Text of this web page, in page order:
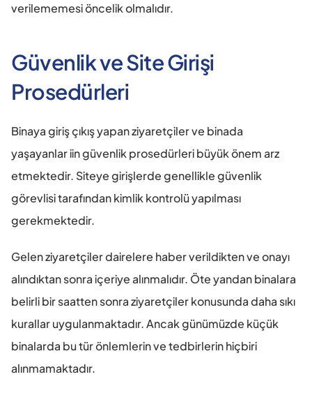
verilememesi öncelik olmalıdır.
Güvenlik ve Site Girişi
Prosedürleri
Binaya giriş çıkış yapan ziyaretçiler ve binada
yaşayanlar iin güvenlik prosedürleri büyük önem arz
etmektedir. Siteye girişlerde genellikle güvenlik
görevlisi tarafından kimlik kontrolü yapılması
gerekmektedir.
Gelen ziyaretçiler dairelere haber verildikten ve onayı
alındıktan sonra içeriye alınmalıdır. Öte yandan binalara
belirli bir saatten sonra ziyaretçiler konusunda daha sıkı
kurallar uygulanmaktadır. Ancak günümüzde küçük
binalarda bu tür önlemlerin ve tedbirlerin hiçbiri
alınmamaktadır.